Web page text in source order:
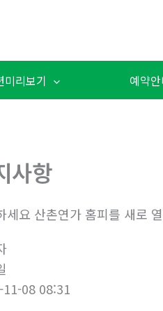
미리보기 예약
사항
세요 산촌연가 홈피를 새로
11-08 08:31